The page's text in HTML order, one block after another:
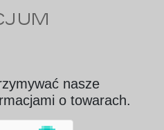
nasze
o towarach.